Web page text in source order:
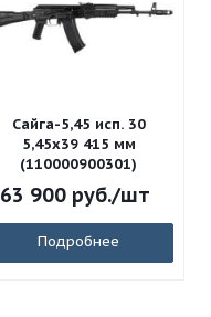
Сайга-5,45 исп. 30
5,45x39 415 мм
(110000900301)
63 900руб./шт
Подробнее